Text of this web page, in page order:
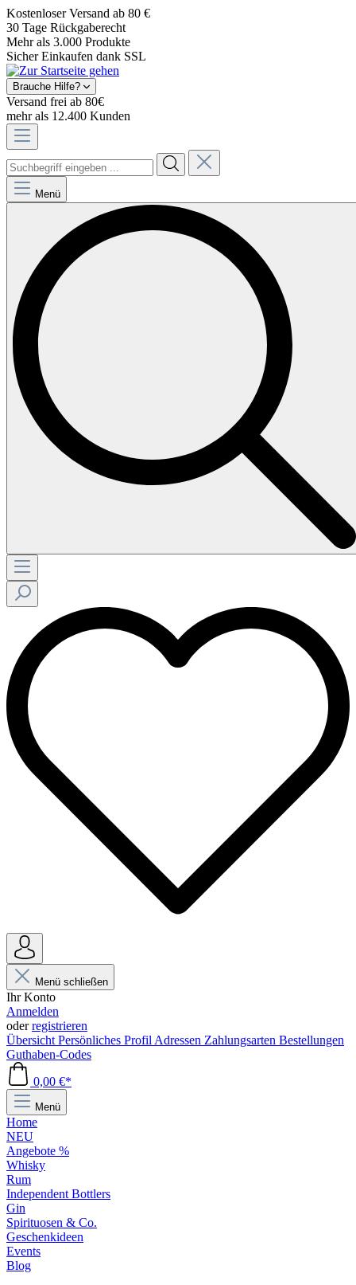
Kostenloser Versand ab 80 €
30 Tage Rückgaberecht
Mehr als 3.000 Produkte
Sicher Einkaufen dank SSL
Brauche Hilfe?
Versand frei ab 80€
mehr als 12.400 Kunden
Menü
Menü schließen
Ihr Konto
Anmelden
oderregistrieren
Übersicht Persönliches Profil Adressen Zahlungsarten Bestellungen
Guthaben-Codes
0,00 €*
Menü
Home
NEU
Angebote %
Whisky
Rum
Independent Bottlers
Gin
Spirituosen & Co.
Geschenkideen
Events
Blog